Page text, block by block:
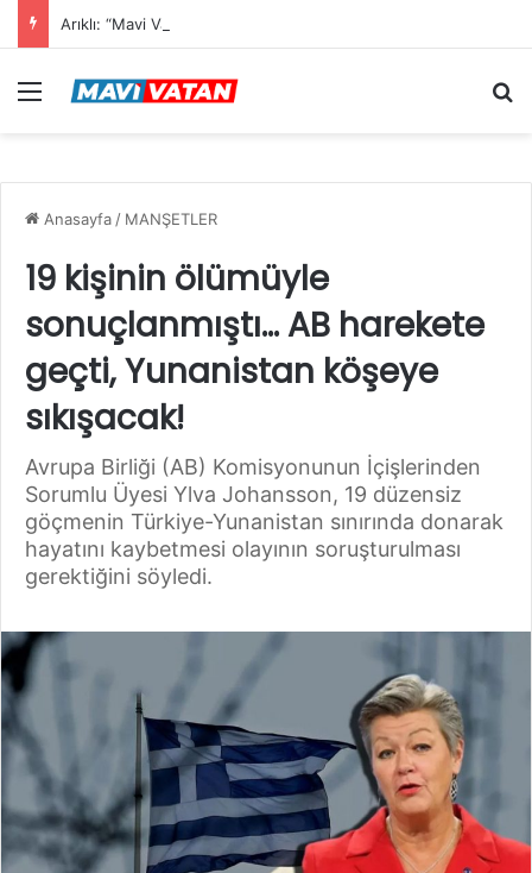
Arıklı: “Mavi Vatan”dan Sonra Hedef “Siber Vatan”
Menü
Anasayfa / MANŞETLER
19 kişinin ölümüyle
sonuçlanmıştı… AB harekete
geçti, Yunanistan köşeye
sıkışacak!
Avrupa Birliği (AB) Komisyonunun İçişlerinden
Sorumlu Üyesi Ylva Johansson, 19 düzensiz
göçmenin Türkiye-Yunanistan sınırında donarak
hayatını kaybetmesi olayının soruşturulması
gerektiğini söyledi.